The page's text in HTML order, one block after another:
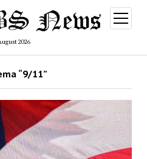
2026
Menü
öffnen
“9/11”